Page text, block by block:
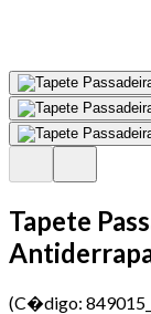
Tapete
(C�digo: